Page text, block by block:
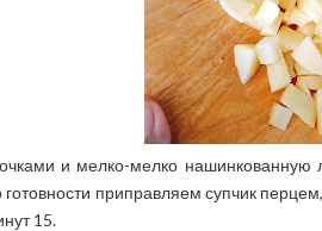
и мелко-мелко нашинкованную
готовности приправляем супчик
15.